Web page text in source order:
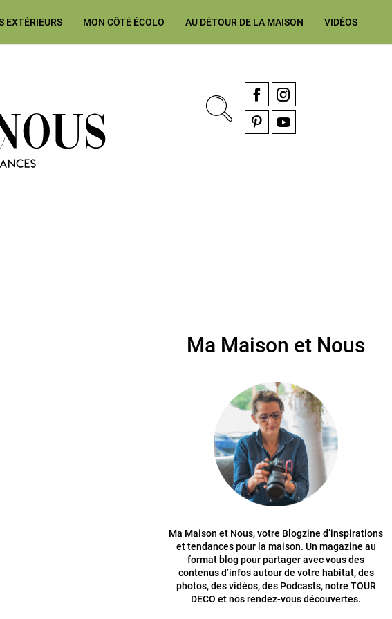
EXTÉRIEURS MON CÔTÉ ÉCOLO AU DÉTOUR DE LA MAISON VIDÉOS
Construction, rénovation & décoration Alsace, Franche-Comté
FacebookInstagram
Ma Maison et Nous
Ma Maison et Nous, votre Blogzine d’inspirations
et tendances pour la maison. Un magazine au
format blog pour partager avec vous des
contenus d’infos autour de votre habitat, des
photos, des vidéos, des Podcasts, notre TOUR
DECO et nos rendez-vous découvertes.